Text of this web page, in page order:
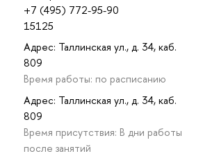
+7 (495) 772-95-90
15125
Адрес: Таллинская ул., д. 34, каб.
809
Время работы: по расписанию
Адрес: Таллинская ул., д. 34, каб.
809
Время присутствия: В дни работы
после занятий